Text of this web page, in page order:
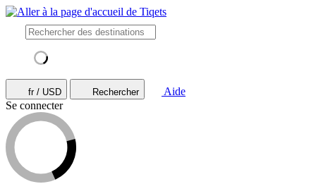
fr / USD Rechercher
Aide
Se connecter